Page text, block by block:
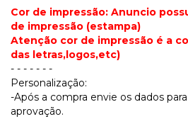
Cor de impressão: Anuncio
de impressão (estampa)
Atenção cor de impressão é a
das letras,logos,etc)
- - - - - - -
Personalização:
-Após a compra envie os dados
aprovação.